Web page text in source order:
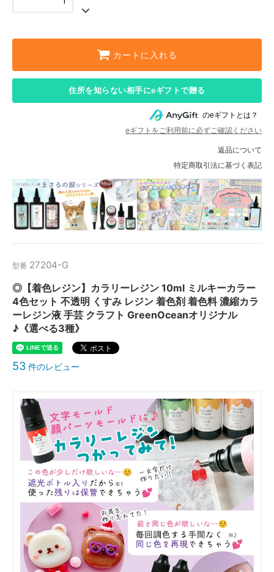
カートに入れる
住所を知らない相手にeギフトで贈る
のeギフトとは？
eギフトをご利用前に必ずご確認ください
返品について
特定商取引法に基づく表記
型番 27204-G
◎【着色レジン】カラリーレジン 10ml ミルキーカラー
4色セット 不透明 くすみ レジン 着色剤 着色料 濃縮カラ
ーレジン液 手芸 クラフト GreenOceanオリジナル
♪《選べる3種》
53 件のレビュー